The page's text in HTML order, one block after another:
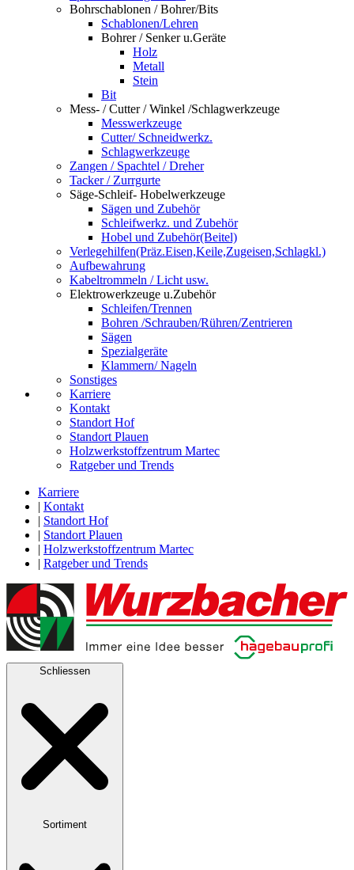
Bohrschablonen / Bohrer/Bits
Schablonen/Lehren
Bohrer / Senker u.Geräte
Holz
Metall
Stein
Bit
Mess- / Cutter / Winkel /Schlagwerkzeuge
Messwerkzeuge
Cutter/ Schneidwerkz.
Schlagwerkzeuge
Zangen / Spachtel / Dreher
Tacker / Zurrgurte
Säge-Schleif- Hobelwerkzeuge
Sägen und Zubehör
Schleifwerkz. und Zubehör
Hobel und Zubehör(Beitel)
Verlegehilfen(Präz.Eisen,Keile,Zugeisen,Schlagkl.)
Aufbewahrung
Kabeltrommeln / Licht usw.
Elektrowerkzeuge u.Zubehör
Schleifen/Trennen
Bohren /Schrauben/Rühren/Zentrieren
Sägen
Spezialgeräte
Klammern/ Nageln
Sonstiges
Karriere
Kontakt
Standort Hof
Standort Plauen
Holzwerkstoffzentrum Martec
Ratgeber und Trends
Karriere
| Kontakt
| Standort Hof
| Standort Plauen
| Holzwerkstoffzentrum Martec
| Ratgeber und Trends
Schliessen
Sortiment